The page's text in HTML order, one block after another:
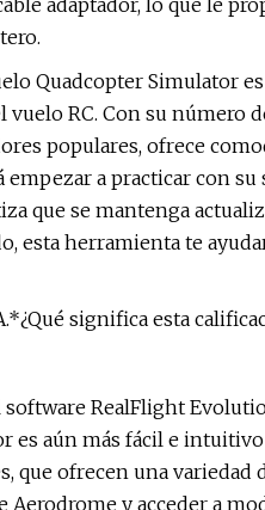
adaptador, lo que le
Quadcopter Simulator
RC. Con su número
populares, ofrece
a practicar con
que se mantenga
esta herramienta te
significa esta
RealFlight
es aún más fácil e
que ofrecen una
y acceder a